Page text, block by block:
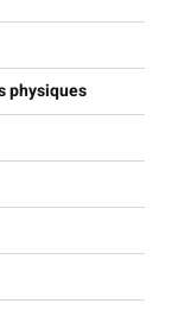
physiques​